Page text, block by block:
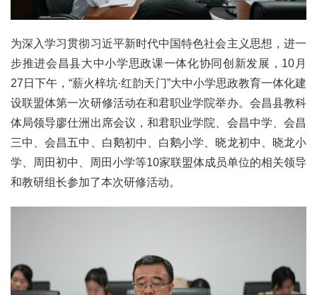
为深入学习贯彻习近平新时代中国特色社会主义思想，进一
步推进会昌县大中小学思政课一体化协同创新发展，10月
27日下午，“薪火梓坑·红韵天门”大中小学思政教育一体化建
设联盟体第一次研修活动在和君职业学院举办。会昌县教科
体局领导廖仕洲出席会议，和君职业学院、会昌中学、会昌
三中、会昌五中、白鹅初中、白鹅小学、晓龙初中、晓龙小
学、周田初中、周田小学等10家联盟体成员单位的相关领导
和教研组长参加了本次研修活动。